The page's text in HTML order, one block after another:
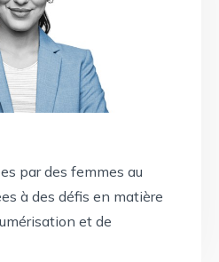
par des femmes au
à des défis en matière
et de